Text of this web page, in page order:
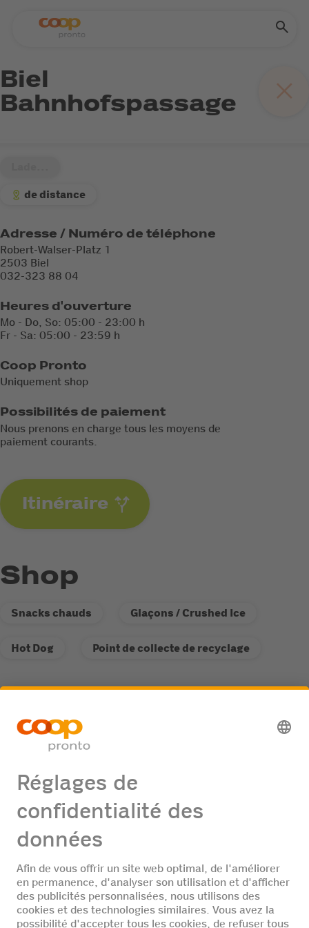
Biel
Bahnhofspassage
de distance
Adresse / Numéro de téléphone
Robert-Walser-Platz 1
2503 Biel
032-323 88 04
Heures d'ouverture
Mo - Do, So: 05:00 - 23:00 h
Fr - Sa: 05:00 - 23:59 h
Coop Pronto
Uniquement shop
Possibilités de paiement
Nous prenons en charge tous les moyens de
paiement courants.
Itinéraire
Shop
Snacks chauds Glaçons / Crushed Ice
Hot Dog Point de collecte de recyclage
Service
Offres d'emploi